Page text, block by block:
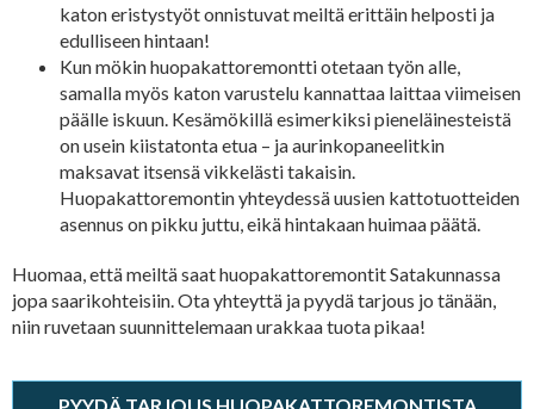
katon eristystyöt onnistuvat meiltä erittäin helposti ja
edulliseen hintaan!
Kun mökin huopakattoremontti otetaan työn alle,
samalla myös katon varustelu kannattaa laittaa viimeisen
päälle iskuun. Kesämökillä esimerkiksi pieneläinesteistä
on usein kiistatonta etua – ja aurinkopaneelitkin
maksavat itsensä vikkelästi takaisin.
Huopakattoremontin yhteydessä uusien kattotuotteiden
asennus on pikku juttu, eikä hintakaan huimaa päätä.
Huomaa, että meiltä saat huopakattoremontit Satakunnassa
jopa saarikohteisiin. Ota yhteyttä ja pyydä tarjous jo tänään,
niin ruvetaan suunnittelemaan urakkaa tuota pikaa!